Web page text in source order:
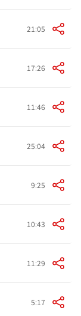
21:05
17:26
11:46
25:04
9:25
10:43
11:29
5:17